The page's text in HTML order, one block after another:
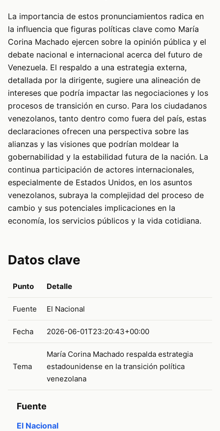
La importancia de estos pronunciamientos radica en
la influencia que figuras políticas clave como María
Corina Machado ejercen sobre la opinión pública y el
debate nacional e internacional acerca del futuro de
Venezuela. El respaldo a una estrategia externa,
detallada por la dirigente, sugiere una alineación de
intereses que podría impactar las negociaciones y los
procesos de transición en curso. Para los ciudadanos
venezolanos, tanto dentro como fuera del país, estas
declaraciones ofrecen una perspectiva sobre las
alianzas y las visiones que podrían moldear la
gobernabilidad y la estabilidad futura de la nación. La
continua participación de actores internacionales,
especialmente de Estados Unidos, en los asuntos
venezolanos, subraya la complejidad del proceso de
cambio y sus potenciales implicaciones en la
economía, los servicios públicos y la vida cotidiana.
Datos clave
Punto Detalle
Fuente El Nacional
Fecha 2026-06-01T23:20:43+00:00
Tema
María Corina Machado respalda estrategia
estadounidense en la transición política
venezolana
Fuente
El Nacional